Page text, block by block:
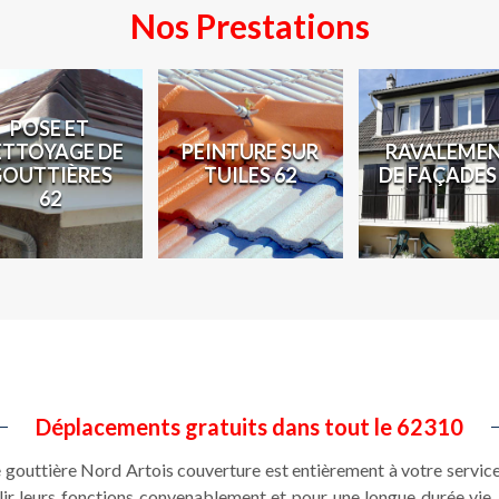
Nos Prestations
POSE ET
DE
62
PEINTURE SUR
TUILES 62
DE
Déplacements gratuits dans tout le 62310
gouttière Nord Artois couverture est entièrement à votre